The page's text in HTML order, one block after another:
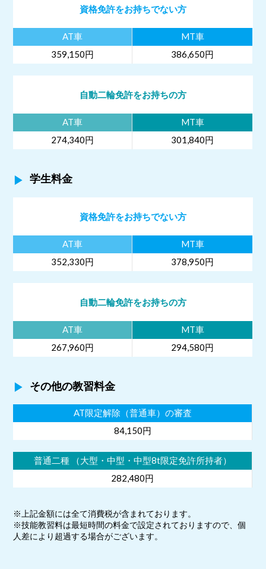
資格免許をお持ちでない方
AT車
MT車
359,150円
386,650円
自動二輪免許をお持ちの方
AT車
MT車
274,340円
301,840円
学生料金
資格免許をお持ちでない方
AT車
MT車
352,330円
378,950円
自動二輪免許をお持ちの方
AT車
MT車
267,960円
294,580円
その他の教習料金
AT限定解除（普通車）の審査
84,150円
普通二種 （大型・中型・中型8t限定免許所持者）
282,480円
※上記金額には全て消費税が含まれております。
※技能教習料は最短時間の料金で設定されておりますので、個
人差により超過する場合がございます。